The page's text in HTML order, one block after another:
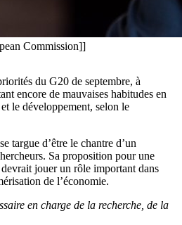
Commission]]
du G20 de septembre, à
encore de mauvaises habitudes en
le développement, selon le
targue d’être le chantre d’un
Sa proposition pour une
jouer un rôle important dans
de l’économie.
en charge de la recherche, de la